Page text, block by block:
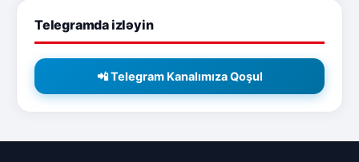
Telegramda izləyin
📲 Telegram Kanalımıza Qoşul